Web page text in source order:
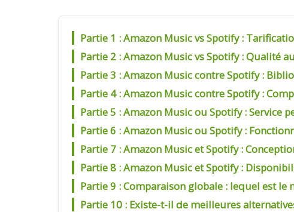
Partie 1 : Amazon Music vs Spotify :
Partie 2 : Amazon Music vs Spotify : Qualité
Partie 3 : Amazon Music contre Spotify :
Partie 4 : Amazon Music contre Spotify :
Partie 5 : Amazon Music ou Spotify : Service
Partie 6 : Amazon Music ou Spotify :
Partie 7 : Amazon Music et Spotify :
Partie 8 : Amazon Music et Spotify :
Partie 9 : Comparaison globale : lequel est le
Partie 10 : Existe-t-il de meilleures